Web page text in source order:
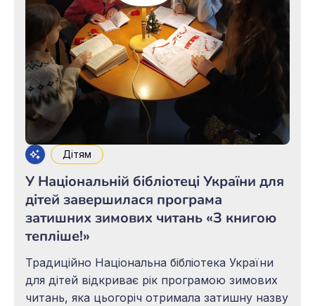
Дітям
У Національній бібліотеці України для
дітей завершилася програма
затишних зимових читань «З книгою
тепліше!»
Традиційно Національна бібліотека України
для дітей відкриває рік програмою зимових
читань, яка цьогоріч отримала затишну назву